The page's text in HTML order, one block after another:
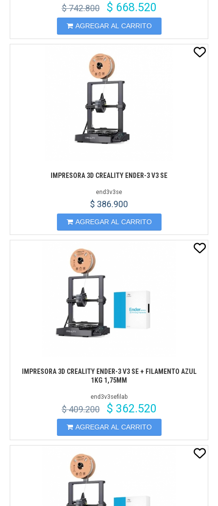
$ 742.800 $ 668.520
AGREGAR AL CARRITO
IMPRESORA 3D CREALITY ENDER-3 V3 SE
end3v3se
$ 386.900
AGREGAR AL CARRITO
IMPRESORA 3D CREALITY ENDER-3 V3 SE + FILAMENTO AZUL
1KG 1,75MM
end3v3sefilab
$ 409.200 $ 362.520
AGREGAR AL CARRITO